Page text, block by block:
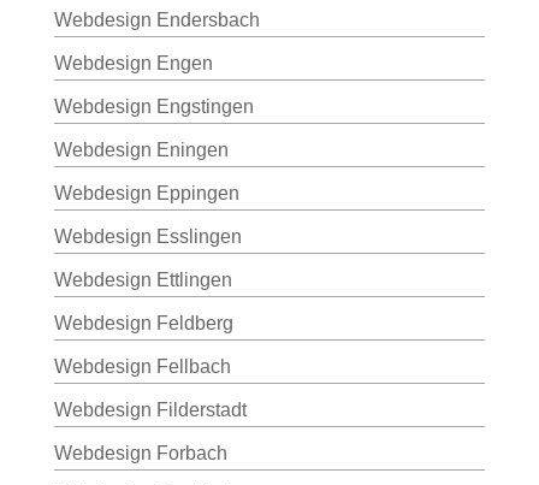
Webdesign Endersbach
Webdesign Engen
Webdesign Engstingen
Webdesign Eningen
Webdesign Eppingen
Webdesign Esslingen
Webdesign Ettlingen
Webdesign Feldberg
Webdesign Fellbach
Webdesign Filderstadt
Webdesign Forbach